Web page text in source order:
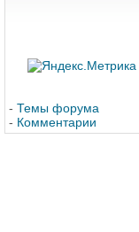
- Темы форума
- Комментарии